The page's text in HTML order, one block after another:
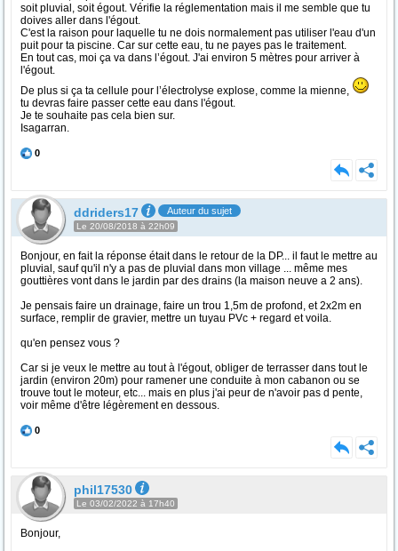
soit pluvial, soit égout. Vérifie la réglementation mais il me semble que tu
doives aller dans l'égout.
C'est la raison pour laquelle tu ne dois normalement pas utiliser l'eau d'un
puit pour ta piscine. Car sur cette eau, tu ne payes pas le traitement.
En tout cas, moi ça va dans l’égout. J'ai environ 5 mètres pour arriver à
l'égout.
De plus si ça ta cellule pour l’électrolyse explose, comme la mienne,
tu devras faire passer cette eau dans l'égout.
Je te souhaite pas cela bien sur.
Isagarran.
0
ddriders17 Auteur du sujet
Le 20/08/2018 à 22h09
Bonjour, en fait la réponse était dans le retour de la DP... il faut le mettre au
pluvial, sauf qu'il n'y a pas de pluvial dans mon village ... même mes
gouttières vont dans le jardin par des drains (la maison neuve a 2 ans).
Je pensais faire un drainage, faire un trou 1,5m de profond, et 2x2m en
surface, remplir de gravier, mettre un tuyau PVc + regard et voila.
qu'en pensez vous ?
Car si je veux le mettre au tout à l'égout, obliger de terrasser dans tout le
jardin (environ 20m) pour ramener une conduite à mon cabanon ou se
trouve tout le moteur, etc... mais en plus j'ai peur de n'avoir pas d pente,
voir même d'être légèrement en dessous.
0
phil17530
Le 03/02/2022 à 17h40
Bonjour,